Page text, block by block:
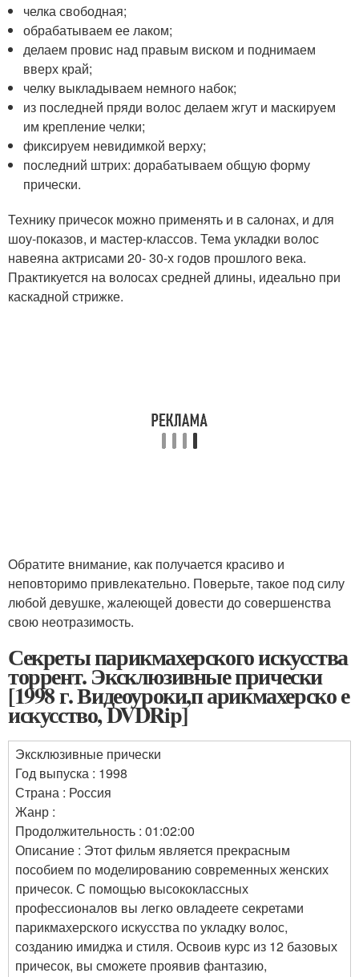
челка свободная;
обрабатываем ее лаком;
делаем провис над правым виском и поднимаем
вверх край;
челку выкладываем немного набок;
из последней пряди волос делаем жгут и маскируем
им крепление челки;
фиксируем невидимкой верху;
последний штрих: дорабатываем общую форму
прически.
Технику причесок можно применять и в салонах, и для
шоу-показов, и мастер-классов. Тема укладки волос
навеяна актрисами 20- 30-х годов прошлого века.
Практикуется на волосах средней длины, идеально при
каскадной стрижке.
Обратите внимание, как получается красиво и
неповторимо привлекательно. Поверьте, такое под силу
любой девушке, жалеющей довести до совершенства
свою неотразимость.
Секреты парикмахерского искусства
торрент. Эксклюзивные прически
[1998 г. Видеоуроки,п арикмахерско е
искусство, DVDRip]
Эксклюзивные прически
Год выпуска : 1998
Страна : Россия
Жанр :
Продолжительность : 01:02:00
Описание : Этот фильм является прекрасным
пособием по моделированию современных женских
причесок. С помощью высококлассных
профессионалов вы легко овладеете секретами
парикмахерского искусства по укладку волос,
созданию имиджа и стиля. Освоив курс из 12 базовых
причесок, вы сможете проявив фантазию,